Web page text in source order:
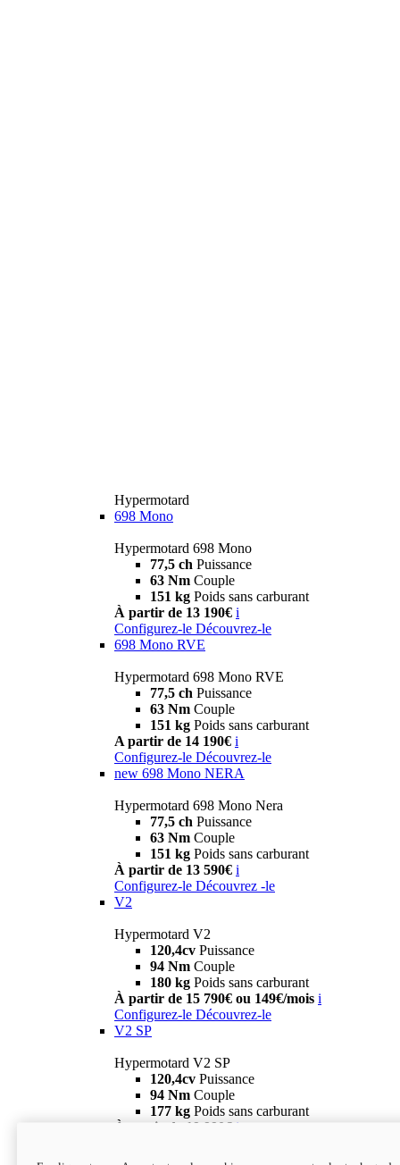
Hypermotard
698 Mono
Hypermotard 698 Mono
77,5 ch Puissance
63 Nm Couple
151 kg Poids sans carburant
À partir de 13 190€ i
Configurez-le Découvrez-le
698 Mono RVE
Hypermotard 698 Mono RVE
77,5 ch Puissance
63 Nm Couple
151 kg Poids sans carburant
A partir de 14 190€ i
Configurez-le Découvrez-le
new 698 Mono NERA
Hypermotard 698 Mono Nera
77,5 ch Puissance
63 Nm Couple
151 kg Poids sans carburant
À partir de 13 590€ i
Configurez-le Découvrez -le
V2
Hypermotard V2
120,4cv Puissance
94 Nm Couple
180 kg Poids sans carburant
À partir de 15 790€ ou 149€/mois i
Configurez-le Découvrez-le
V2 SP
Hypermotard V2 SP
120,4cv Puissance
94 Nm Couple
177 kg Poids sans carburant
À partir de 19 990€ i
new
V2 SP 100